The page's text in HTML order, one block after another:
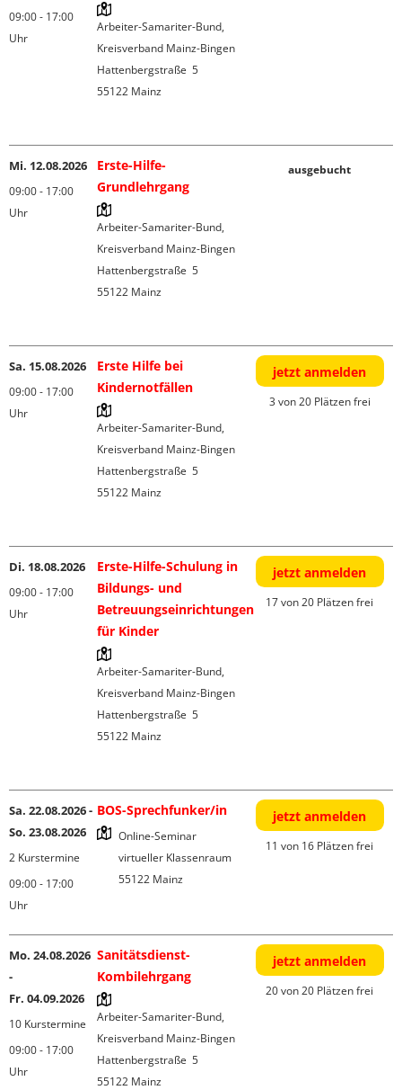
09:00 - 17:00
Uhr
Arbeiter-Samariter-Bund,
Kreisverband Mainz-Bingen
Hattenbergstraße  5
55122 Mainz
Mi. 12.08.2026
09:00 - 17:00
Uhr
Erste-Hilfe-
Grundlehrgang
Arbeiter-Samariter-Bund,
Kreisverband Mainz-Bingen
Hattenbergstraße  5
55122 Mainz
ausgebucht
Sa. 15.08.2026
09:00 - 17:00
Uhr
Erste Hilfe bei
Kindernotfällen
Arbeiter-Samariter-Bund,
Kreisverband Mainz-Bingen
Hattenbergstraße  5
55122 Mainz
jetzt anmelden
3 von 20 Plätzen frei
Di. 18.08.2026
09:00 - 17:00
Uhr
Erste-Hilfe-Schulung in
Bildungs- und
Betreuungseinrichtungen
für Kinder
Arbeiter-Samariter-Bund,
Kreisverband Mainz-Bingen
Hattenbergstraße  5
55122 Mainz
jetzt anmelden
17 von 20 Plätzen frei
Sa. 22.08.2026 -
So. 23.08.2026
2 Kurstermine
09:00 - 17:00
Uhr
BOS-Sprechfunker/in
Online-Seminar
virtueller Klassenraum
jetzt anmelden
11 von 16 Plätzen frei
Mo. 24.08.2026
-
Fr. 04.09.2026
10 Kurstermine
09:00 - 17:00
Uhr
Sanitätsdienst-
Kombilehrgang
Arbeiter-Samariter-Bund,
Kreisverband Mainz-Bingen
Hattenbergstraße  5
55122 Mainz
jetzt anmelden
20 von 20 Plätzen frei